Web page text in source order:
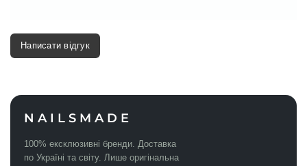
Написати відгук
NAILSMADE
100% ексклюзивні бренди. Доставка
по Україні та світу. Лише оригінальна